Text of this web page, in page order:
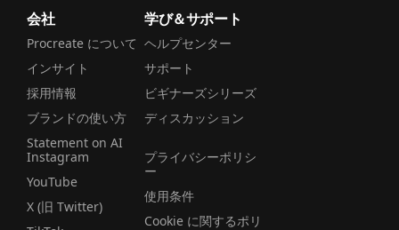
会社
Procreate について
インサイト
採用情報
ブランドの使い方
Statement on AI
学び＆サポート
ヘルプセンター
サポート
ビギナーズシリーズ
ディスカッション
Instagram
YouTube
X (旧 Twitter)
プライバシーポリシ
ー
使用条件
Cookie に関するポリ